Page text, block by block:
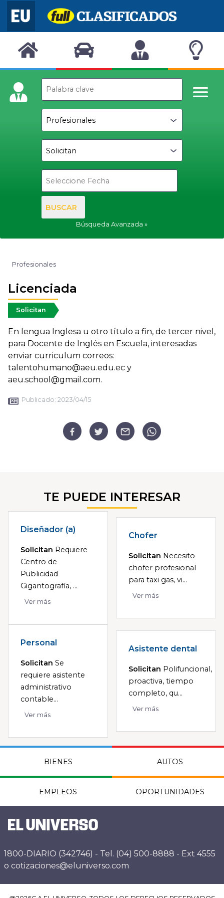
BUSCAR
Búsqueda Avanzada
Profesionales
Licenciada
Solicitan
En lengua Inglesa u otro título a fin, de tercer nivel,
para Docente de Inglés en Escuela, interesadas
enviar curriculum correos:
talentohumano@aeu.edu.ec y
aeu.school@gmail.com.
Publicado: 2023/04/15
TE PUEDE INTERESAR
Diseñador (a)
Solicitan Requiere
Centro de
Publicidad
Gigantografía, ...
Ver más
Chofer
Solicitan Necesito
chofer profesional
para taxi gas, vi...
Ver más
Personal
Solicitan Se
requiere asistente
administrativo
contable...
Ver más
Asistente dental
Solicitan Polifuncional,
proactiva, tiempo
completo, qu...
Ver más
BIENES AUTOS
EMPLEOS OPORTUNIDADES
1800-DIARIO (342746) - Tel. (04) 500-8888 - Ext 4555
o cotizaciones@eluniverso.com